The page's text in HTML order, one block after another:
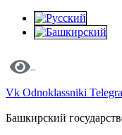
Vk Odnoklassniki
Башкирский